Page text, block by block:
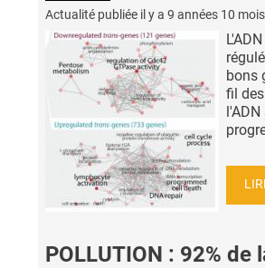
Actualité publiée il y a 9 années 10 mois
bons
fil
l'ADN
POLLUTION : 92% de